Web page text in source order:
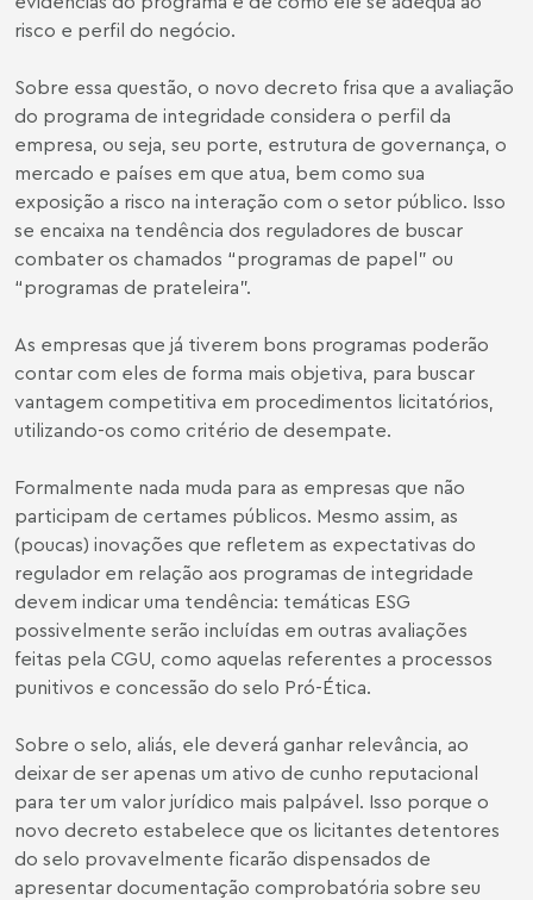
risco e perfil do negócio.
Sobre essa questão, o novo decreto frisa que a avaliação
do programa de integridade considera o perfil da
empresa, ou seja, seu porte, estrutura de governança, o
mercado e países em que atua, bem como sua
exposição a risco na interação com o setor público. Isso
se encaixa na tendência dos reguladores de buscar
combater os chamados “programas de papel” ou
“programas de prateleira”.
As empresas que já tiverem bons programas poderão
contar com eles de forma mais objetiva, para buscar
vantagem competitiva em procedimentos licitatórios,
utilizando-os como critério de desempate.
Formalmente nada muda para as empresas que não
participam de certames públicos. Mesmo assim, as
(poucas) inovações que refletem as expectativas do
regulador em relação aos programas de integridade
devem indicar uma tendência: temáticas ESG
possivelmente serão incluídas em outras avaliações
feitas pela CGU, como aquelas referentes a processos
punitivos e concessão do selo Pró-Ética.
Sobre o selo, aliás, ele deverá ganhar relevância, ao
deixar de ser apenas um ativo de cunho reputacional
para ter um valor jurídico mais palpável. Isso porque o
novo decreto estabelece que os licitantes detentores
do selo provavelmente ficarão dispensados de
apresentar documentação comprobatória sobre seu